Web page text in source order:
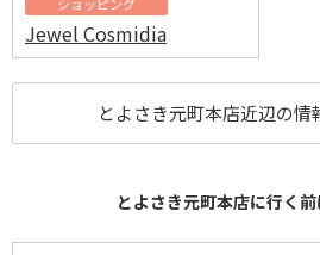
ショッピング
Jewel Cosmidia
とよさき元町本店近辺の情
とよさき元町本店に行く前